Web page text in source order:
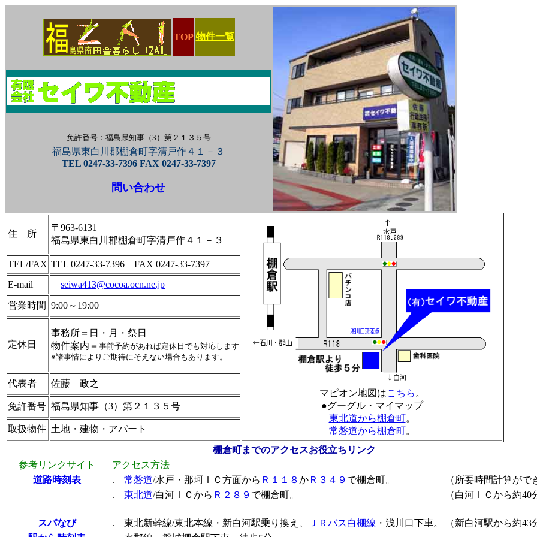
TOP 物件一覧
免許番号：福島県知事（3）第２１３５号
福島県東白川郡棚倉町字清戸作４１－３
TEL 0247-33-7396 FAX 0247-33-7397
問い合わせ
住 所
〒963-6131
福島県東白川郡棚倉町字清戸作４１－３
マピオン地図はこちら 。
●グーグル・マイマップ
東北道から棚倉町。
常磐道から棚倉町。
TEL/FAX TEL 0247-33-7396 FAX 0247-33-7397
E-mail
seiwa413@cocoa.ocn.ne.jp
営業時間 9:00～19:00
定休日
事務所＝日・月・祭日
物件案内＝ 事前予約があれば定休日でも対応します
※諸事情によりご期待にそえない場合もあります。
代表者 佐藤 政之
免許番号 福島県知事（3）第２１３５号
取扱物件 土地・建物・アパート
棚倉町までのアクセスお役立ちリンク
参考リンクサイト
アクセス方法
道路時刻表
. 常磐道/水戸・那珂ＩＣ方面から Ｒ１１８か Ｒ３４９ で棚倉町。
（所要時間計算がで
. 東北道/白河ＩＣから Ｒ２８９ で棚倉町。
（白河ＩＣから約40
スパなび
. 東北新幹線/東北本線・新白河駅乗り換え、 ＪＲバス白棚線 ・浅川口下車。
（新白河駅から約43